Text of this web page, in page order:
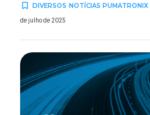
turned_in_not DIVERSOS NOTÍCIAS PUMATRONIX
de julho de 2025